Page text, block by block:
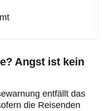
Angst ist kein
entfällt das
die Reisenden